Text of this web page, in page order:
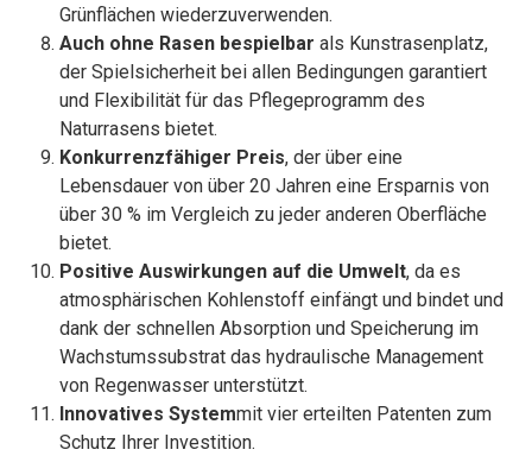
Grünflächen wiederzuverwenden.
Auch ohne Rasen bespielbar als Kunstrasenplatz,
der Spielsicherheit bei allen Bedingungen garantiert
und Flexibilität für das Pflegeprogramm des
Naturrasens bietet.
Konkurrenzfähiger Preis, der über eine
Lebensdauer von über 20 Jahren eine Ersparnis von
über 30 % im Vergleich zu jeder anderen Oberfläche
bietet.
Positive Auswirkungen auf die Umwelt, da es
atmosphärischen Kohlenstoff einfängt und bindet und
dank der schnellen Absorption und Speicherung im
Wachstumssubstrat das hydraulische Management
von Regenwasser unterstützt.
Innovatives Systemmit vier erteilten Patenten zum
Schutz Ihrer Investition.